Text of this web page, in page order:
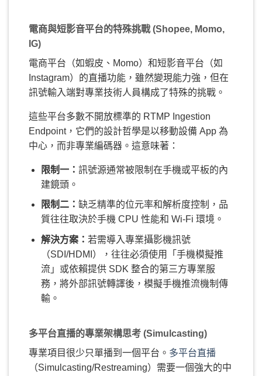
電商與短影音平台的特殊挑戰 (Shopee, Momo,
IG)
電商平台（如蝦皮、Momo）和短影音平台（如
Instagram）的直播功能，雖然變現能力強，但在
訊號輸入端對專業技術人員構成了特殊的挑戰。
這些平台多數不開放標準的 RTMP Ingestion
Endpoint，它們的設計哲學是以移動設備 App 為
中心，而非專業編碼器。這意味著：
限制一： 訊號源通常被限制在手機或平板的內
建鏡頭。
限制二： 缺乏精準的位元率和解析度控制，品
質往往取決於手機 CPU 性能和 Wi-Fi 環境。
解決方案： 若需導入專業攝影機訊號
（SDI/HDMI），往往必須使用「手機模擬推
流」或依賴提供 SDK 整合的第三方專業服
務，將外部訊號轉譯後，模擬手機推流機制傳
輸。
多平台直播的專業架構思考 (Simulcasting)
專業項目很少只單播到一個平台。 多平台直播
（Simulcasting/Restreaming）需要一個強大的中